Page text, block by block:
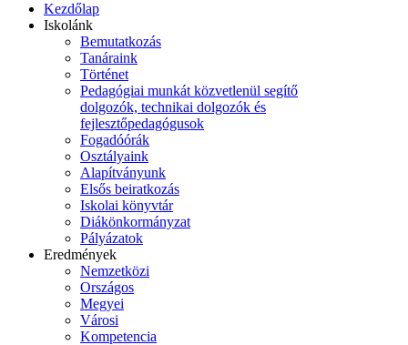
Kezdőlap
Iskolánk
Bemutatkozás
Tanáraink
Történet
Pedagógiai munkát közvetlenül segítő
dolgozók, technikai dolgozók és
fejlesztőpedagógusok
Fogadóórák
Osztályaink
Alapítványunk
Elsős beiratkozás
Iskolai könyvtár
Diákönkormányzat
Pályázatok
Eredmények
Nemzetközi
Országos
Megyei
Városi
Kompetencia